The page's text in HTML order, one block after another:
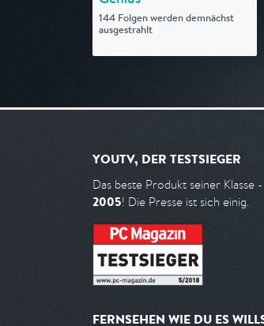
144 Folgen werden demnächst
ausgestrahlt
YOUTV, DER TESTSIEGER
Das beste Produkt seiner Klasse -
2005! Die Presse ist sich einig.
FERNSEHEN WIE DU ES